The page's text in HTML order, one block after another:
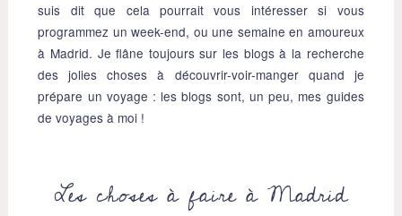
suis dit que cela pourrait vous intéresser si vous
programmez un week-end, ou une semaine en amoureux
à Madrid. Je flâne toujours sur les blogs à la recherche
des jolies choses à découvrir-voir-manger quand je
prépare un voyage : les blogs sont, un peu, mes guides
de voyages à moi !
Les choses à faire à Madrid